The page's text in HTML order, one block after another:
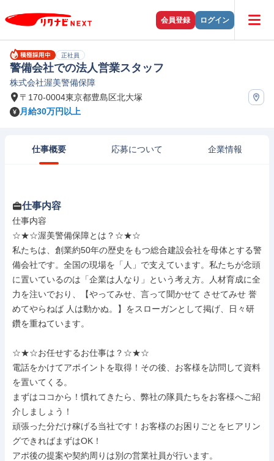
会員登録 ログイン
正社員
警備会社での法人営業スタッフ
株式会社渥美警備保障
〒170-0004東京都豊島区北大塚
月給30万円以上
仕事概要 応募について 企業情報
仕事内容
仕事内容
☆★☆渥美警備保障とは？☆★☆
私たちは、創業約50年の歴史をもつ総合建設会社を母体とする警
備会社です。全国の現場を「人」で支えています。私たちが念頭
に置いているのは「企業は人なり」という考え方。人材育成に全
力を注いでおり、【やってみせ、言って聞かせて させてみせ 誉
めてやらねば 人は動かぬ。】をスローガンとして掲げ、日々研
鑽を重ねています。
☆★☆お任せするお仕事は？☆★☆
電話をかけてアポイントを取得！その後、お客様を訪問して資料
を置いてくる。
まずはココから！慣れてきたら、弊社の隊員たちをお客様へご紹
介しましょう！
頑張った分だけ稼げる当社です！お客様のお困りごとをヒアリン
グできればまずはOK！
アポ後の提案や契約周りは別の営業社員が行います。